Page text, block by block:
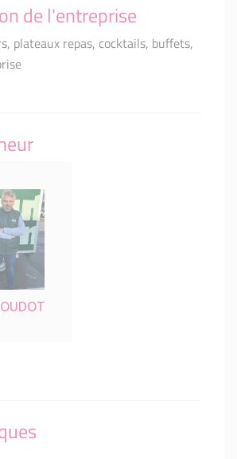
de l'entreprise
plateaux repas, cocktails, buffets,